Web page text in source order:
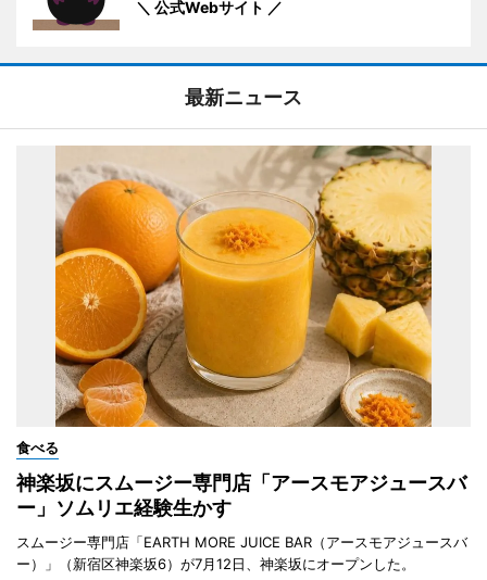
＼ 公式Webサイト ／
最新ニュース
食べる
神楽坂にスムージー専門店「アースモアジュースバ
ー」ソムリエ経験生かす
スムージー専門店「EARTH MORE JUICE BAR（アースモアジュースバ
ー）」（新宿区神楽坂6）が7月12日、神楽坂にオープンした。